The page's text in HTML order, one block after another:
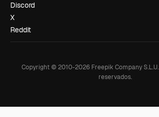
Discord
X
Reddit
Copyright © 2010-2026Freepik Company S.L.U.
reservados.